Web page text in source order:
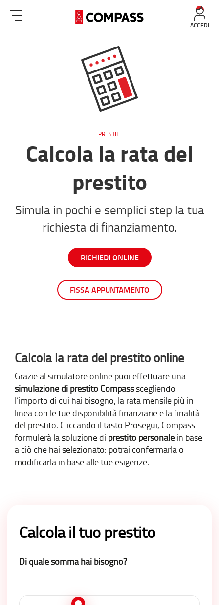
ACCEDI
PRESTITI
Calcola la rata del
prestito
Simula in pochi e semplici step la tua
richiesta di finanziamento.
RICHIEDI ONLINE
FISSA APPUNTAMENTO
Calcola la rata del prestito online
Grazie al simulatore online puoi effettuare una
simulazione di prestito Compassscegliendo
l’importo di cui hai bisogno, la rata mensile più in
linea con le tue disponibilità finanziarie e la finalità
del prestito. Cliccando il tasto Prosegui, Compass
formulerà la soluzione di prestito personale in base
a ciò che hai selezionato: potrai confermarla o
modificarla in base alle tue esigenze.
Calcola il tuo prestito
Di quale somma hai bisogno?